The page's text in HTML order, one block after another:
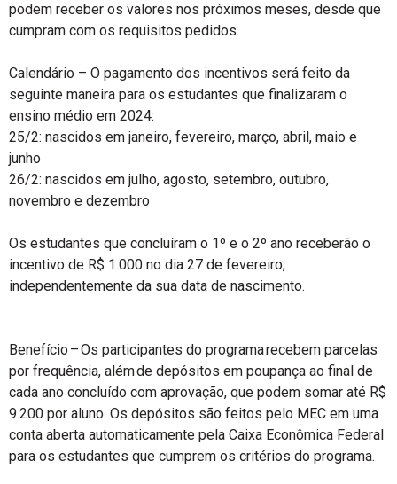
podem receber os valores nos próximos meses, desde que
cumpram com os requisitos pedidos.
Calendário – O pagamento dos incentivos será feito da
seguinte maneira para os estudantes que finalizaram o
ensino médio em 2024:
25/2: nascidos em janeiro, fevereiro, março, abril, maio e
junho
26/2: nascidos em julho, agosto, setembro, outubro,
novembro e dezembro
Os estudantes que concluíram o 1º e o 2º ano receberão o
incentivo de R$ 1.000 no dia 27 de fevereiro,
independentemente da sua data de nascimento.
Benefício – Os participantes do programa recebem parcelas
por frequência, além de depósitos em poupança ao final de
cada ano concluído com aprovação, que podem somar até R$
9.200 por aluno. Os depósitos são feitos pelo MEC em uma
conta aberta automaticamente pela Caixa Econômica Federal
para os estudantes que cumprem os critérios do programa.